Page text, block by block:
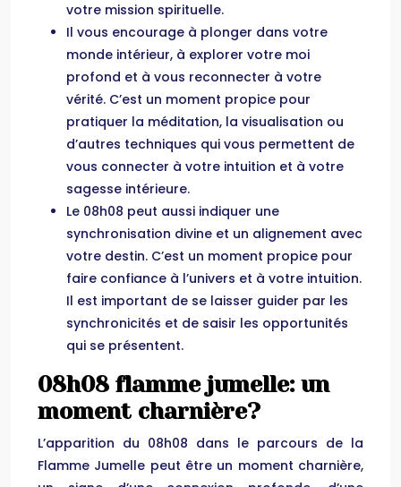
votre mission spirituelle.
Il vous encourage à plonger dans votre
monde intérieur, à explorer votre moi
profond et à vous reconnecter à votre
vérité. C’est un moment propice pour
pratiquer la méditation, la visualisation ou
d’autres techniques qui vous permettent de
vous connecter à votre intuition et à votre
sagesse intérieure.
Le 08h08 peut aussi indiquer une
synchronisation divine et un alignement avec
votre destin. C’est un moment propice pour
faire confiance à l’univers et à votre intuition.
Il est important de se laisser guider par les
synchronicités et de saisir les opportunités
qui se présentent.
08h08 flamme jumelle: un
moment charnière?
L’apparition du 08h08 dans le parcours de la
Flamme Jumelle peut être un moment charnière,